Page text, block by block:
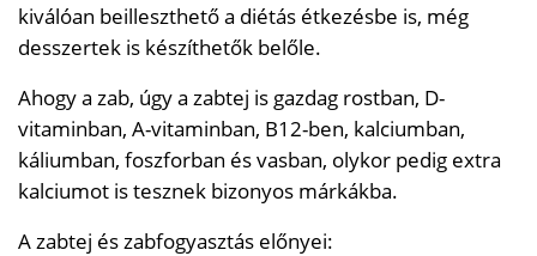
kiválóan beilleszthető a diétás étkezésbe is, még
desszertek is készíthetők belőle.
Ahogy a zab, úgy a zabtej is gazdag rostban, D-
vitaminban, A-vitaminban, B12-ben, kalciumban,
káliumban, foszforban és vasban, olykor pedig extra
kalciumot is tesznek bizonyos márkákba.
A zabtej és zabfogyasztás előnyei: